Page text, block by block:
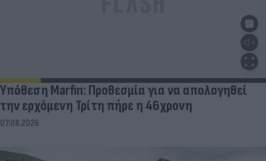
Υπόθεση Marfin: Προθεσμία για να απολογηθεί
την ερχόμενη Τρίτη πήρε η 46χρονη
07.08.2026